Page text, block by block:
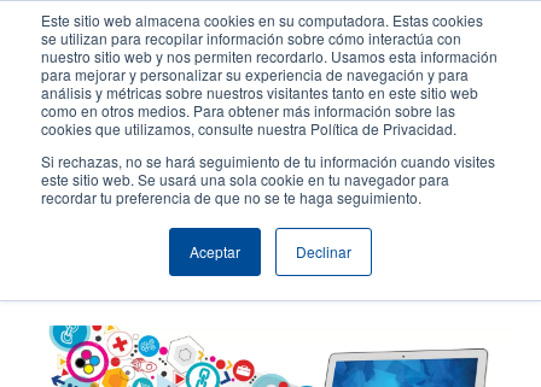
Este sitio web almacena cookies en su computadora. Estas cookies
se utilizan para recopilar información sobre cómo interactúa con
nuestro sitio web y nos permiten recordarlo. Usamos esta información
para mejorar y personalizar su experiencia de navegación y para
análisis y métricas sobre nuestros visitantes tanto en este sitio web
como en otros medios. Para obtener más información sobre las
cookies que utilizamos, consulte nuestra Política de Privacidad.
Si rechazas, no se hará seguimiento de tu información cuando visites
este sitio web. Se usará una sola cookie en tu navegador para
recordar tu preferencia de que no se te haga seguimiento.
Aceptar Declinar
contenido
principal
User
account
menu
User
Header
Selector de productos
Herramientas de marketing
personalizadas